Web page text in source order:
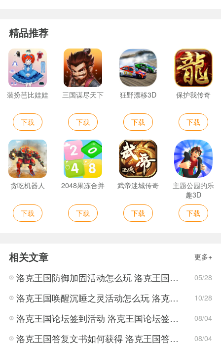
精品推荐
装扮芭比娃娃
下载
三国谋尽天下
下载
狂野漂移3D
下载
保护我传奇
下载
贪吃机器人
下载
2048果冻合并
下载
武帝迷城传奇
下载
主题公园的乐
趣3D
下载
相关文章 更多+
洛克王国防御加固活动怎么玩 洛克王国防御加固攻略 05/28
洛克王国唤醒沉睡之灵活动怎么玩 洛克王国唤醒沉睡之灵玩法攻略 10/28
洛克王国论坛签到活动 洛克王国论坛签到福利奖励 08/04
洛克王国答复文书如何获得 洛克王国答复文书获取途径 08/04